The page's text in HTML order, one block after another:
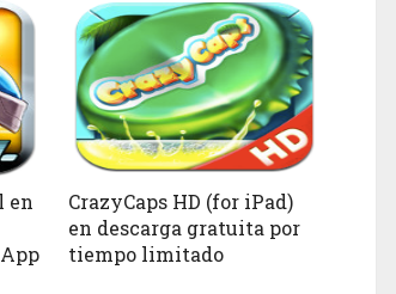
en
CrazyCaps HD (for iPad)
en descarga gratuita por
tiempo limitado